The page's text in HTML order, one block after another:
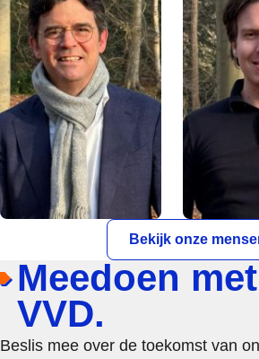
Bekijk onze
Meedoen
VVD.
Beslis mee over de toekomst van